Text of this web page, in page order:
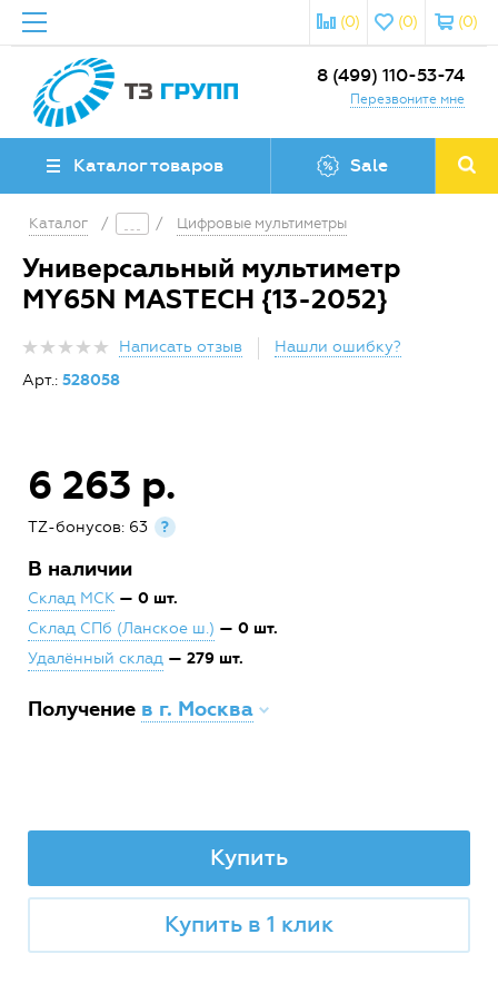
(0)
(0)
(0)
8 (499) 110-53-74
Перезвоните мне
Каталог товаров Sale
Каталог / / Цифровые мультиметры
Универсальный мультиметр
MY65N MASTECH {13-2052}
Написать отзыв
Нашли ошибку?
Арт.: 528058
6 263 р.
TZ-бонусов: 63 ?
В наличии
Склад МСК — 0 шт.
Склад СПб (Ланское ш.) — 0 шт.
Удалённый склад — 279 шт.
Получение в г. Москва
Купить
Купить в 1 клик